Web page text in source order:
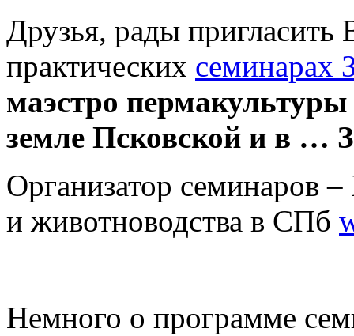
Друзья, рады пригласить
практических семинарах
маэстро
земле Псковской и в
Организатор семинаров
и животноводства в СПб
Немного о программе